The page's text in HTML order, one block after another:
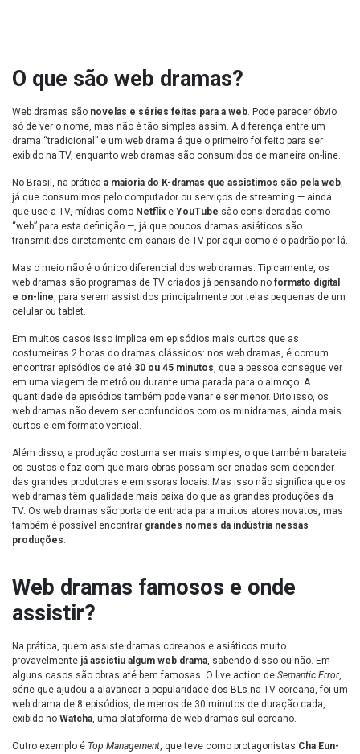
O que são web dramas?
Web dramas são novelas e séries feitas para a web . Pode parecer óbvio
só de ver o nome, mas não é tão simples assim. A diferença entre um
drama “tradicional” e um web drama é que o primeiro foi feito para ser
exibido na TV, enquanto web dramas são consumidos de maneira on-line.
No Brasil, na prática a maioria do K-dramas que assistimos são pela web
já que consumimos pelo computador ou serviços de streaming — ainda
que use a TV, mídias como Netflix e YouTube são consideradas como
“web” para esta definição —, já que poucos dramas asiáticos são
transmitidos diretamente em canais de TV por aqui como é o padrão por lá.
Mas o meio não é o único diferencial dos web dramas. Tipicamente, os
web dramas são programas de TV criados já pensando no formato digital
e on-line , para serem assistidos principalmente por telas pequenas de um
celular ou tablet.
Em muitos casos isso implica em episódios mais curtos que as
costumeiras 2 horas do dramas clássicos: nos web dramas, é comum
encontrar episódios de até 30 ou 45 minutos , que a pessoa consegue ver
em uma viagem de metrô ou durante uma parada para o almoço. A
quantidade de episódios também pode variar e ser menor. Dito isso, os
web dramas não devem ser confundidos com os minidramas, ainda mais
curtos e em formato vertical.
Além disso, a produção costuma ser mais simples, o que também barateia
os custos e faz com que mais obras possam ser criadas sem depender
das grandes produtoras e emissoras locais. Mas isso não significa que os
web dramas têm qualidade mais baixa do que as grandes produções da
TV. Os web dramas são porta de entrada para muitos atores novatos, mas
também é possível encontrar grandes nomes da indústria nessas
produções
Web dramas famosos e onde
assistir?
Na prática, quem assiste dramas coreanos e asiáticos muito
provavelmente já assistiu algum web drama , sabendo disso ou não. Em
alguns casos são obras até bem famosas. O live action de Semantic Error,
série que ajudou a alavancar a popularidade dos BLs na TV coreana, foi um
web drama de 8 episódios, de menos de 30 minutos de duração cada,
exibido no Watcha , uma plataforma de web dramas sul-coreano.
Outro exemplo é Top Management , que teve como protagonistas Cha Eun-